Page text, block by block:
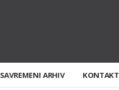
SAVREMENI ARHIV KONTAKT